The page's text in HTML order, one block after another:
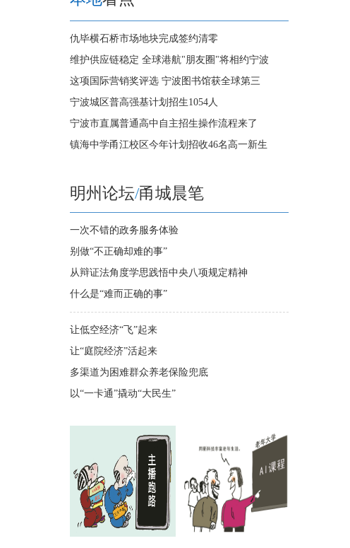
仇毕横石桥市场地块完成签约清零
维护供应链稳定 全球港航"朋友圈"将相约宁波
这项国际营销奖评选 宁波图书馆获全球第三
宁波城区普高强基计划招生1054人
宁波市直属普通高中自主招生操作流程来了
镇海中学甬江校区今年计划招收46名高一新生
明州论坛/甬城晨笔
一次不错的政务服务体验
别做“不正确却难的事”
从辩证法角度学思践悟中央八项规定精神
什么是“难而正确的事”
让低空经济“飞”起来
让“庭院经济”活起来
多渠道为困难群众养老保险兜底
以“一卡通”撬动“大民生”